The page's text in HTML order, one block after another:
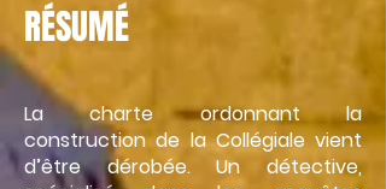
RÉSUMÉ
La charte ordonnant la
construction de la Collégiale vient
d’être dérobée. Un détective,